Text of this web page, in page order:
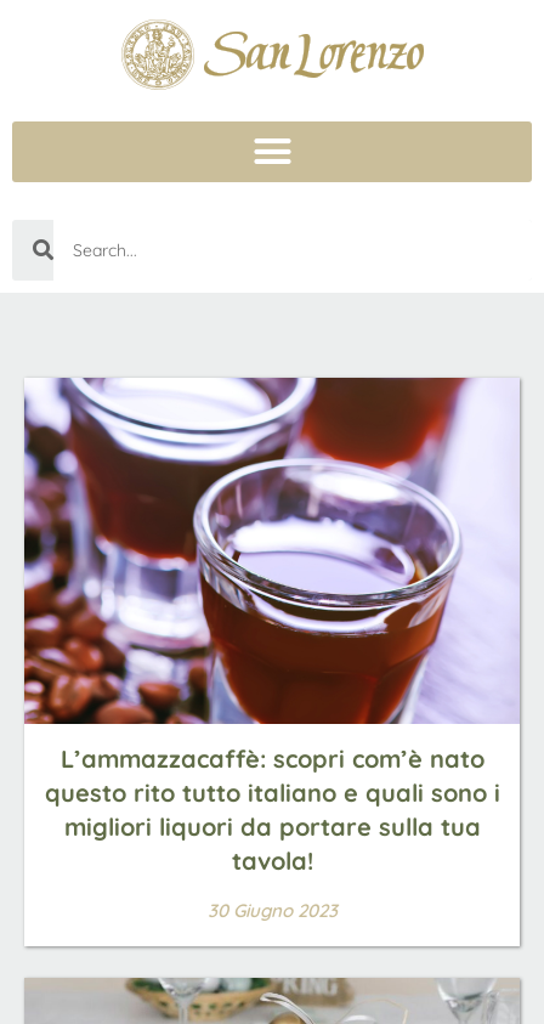
L’ammazzacaffè: scopri com’è nato
questo rito tutto italiano e quali sono i
migliori liquori da portare sulla tua
tavola!
30 Giugno 2023